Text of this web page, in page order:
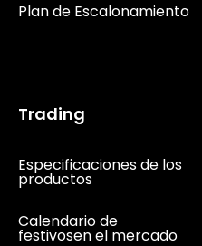
Plan de Escalonamiento
Trading
Especificaciones de los
productos
Calendario de
festivosen el mercado